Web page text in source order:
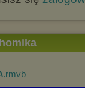
.rmvb